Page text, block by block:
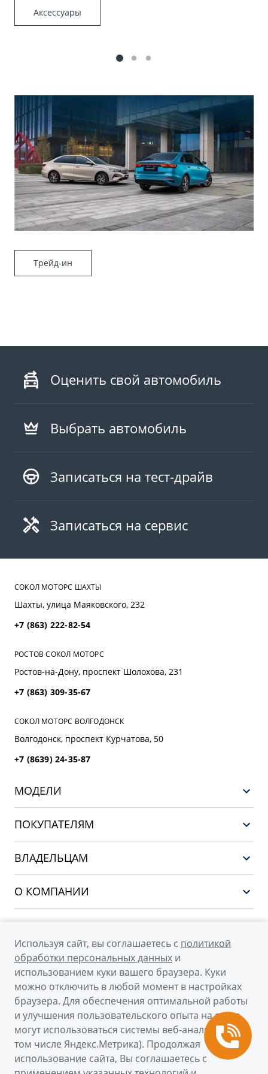
Аксессуары
Трейд-ин
Оценить свой автомобиль
Выбрать автомобиль
Записаться на тест-драйв
Записаться на сервис
СОКОЛ МОТОРС ШАХТЫ
Шахты, улица Маяковского, 232
+7 (863) 222-82-54
РОСТОВ СОКОЛ МОТОРС
Ростов-на-Дону, проспект Шолохова, 231
+7 (863) 309-35-67
СОКОЛ МОТОРС ВОЛГОДОНСК
Волгодонск, проспект Курчатова, 50
+7 (8639) 24-35-87
МОДЕЛИ
CITYRAY
ATLAS
OKAVANGO
MONJARO
Архивные модели
ПОКУПАТЕЛЯМ
ВЛАДЕЛЬЦАМ
О КОМПАНИИ
Новости
Наша команда
Правовая информация
Контакты
Мы в соцсетях
© 2026
Официальный сайт Geely в России
Политика обработки персональных данных
Используя сайт, вы соглашаетесь с политикой
обработки персональных данных и
использованием куки вашего браузера. Куки
можно отключить в любой момент в настройках
браузера. Для обеспечения оптимальной работы
и улучшения пользовательского опыта на сайте
могут использоваться системы веб-аналитики (в
том числе Яндекс.Метрика). Продолжая
использование сайта, Вы соглашаетесь с